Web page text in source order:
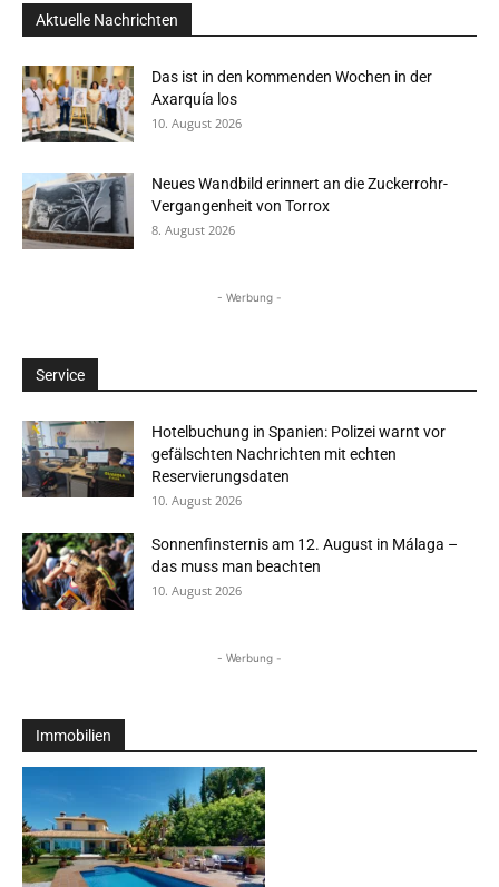
Aktuelle Nachrichten
Das ist in den kommenden Wochen in der
Axarquía los
10. August 2026
Neues Wandbild erinnert an die Zuckerrohr-
Vergangenheit von Torrox
8. August 2026
- Werbung -
Service
Hotelbuchung in Spanien: Polizei warnt vor
gefälschten Nachrichten mit echten
Reservierungsdaten
10. August 2026
Sonnenfinsternis am 12. August in Málaga –
das muss man beachten
10. August 2026
- Werbung -
Immobilien